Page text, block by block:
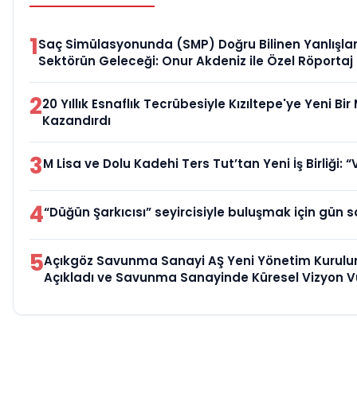
1Saç Simülasyonunda (SMP) Doğru Bilinen
Sektörün Geleceği: Onur Akdeniz ile Özel Röportaj
220 Yıllık Esnaflık Tecrübesiyle Kızıltepe'ye Yeni
Kazandırdı
3M Lisa ve Dolu Kadehi Ters Tut’tan Yeni İş Birliği:
4“Düğün Şarkıcısı” seyircisiyle buluşmak için gün
5Açıkgöz Savunma Sanayi AŞ Yeni Yönetim
Açıkladı ve Savunma Sanayinde Küresel Vizyon